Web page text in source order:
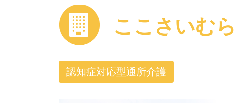
ここさいむら
認知症対応型通所介護